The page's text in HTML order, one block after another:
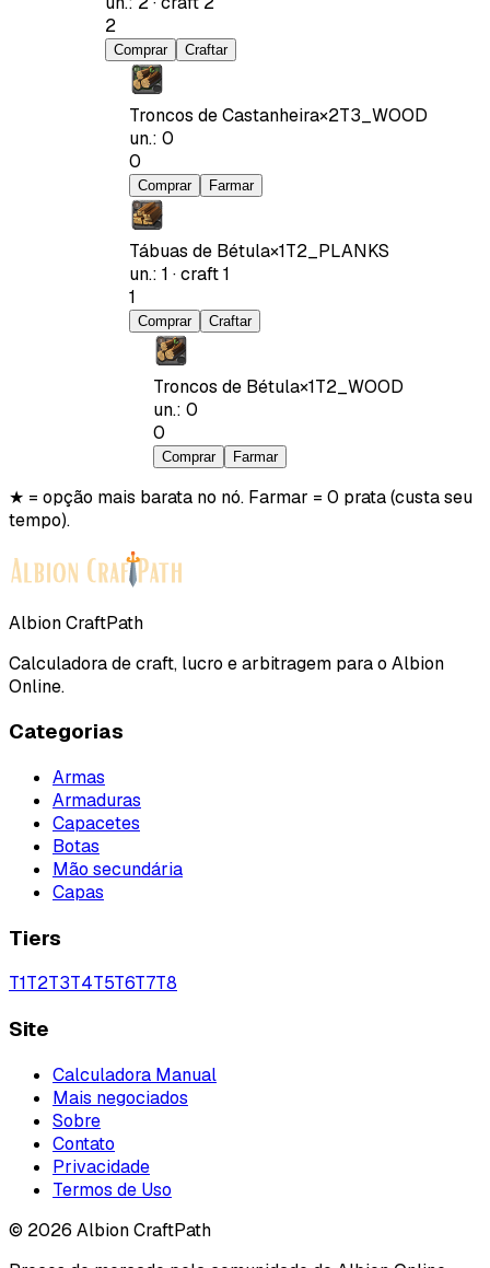
2
Comprar Craftar
Troncos de Castanheira×2T3_WOOD
un.: 0
0
Comprar Farmar
Tábuas de Bétula×1T2_PLANKS
un.: 1 ·craft1
1
Comprar Craftar
Troncos de Bétula×1T2_WOOD
un.: 0
0
Comprar Farmar
★ = opção mais barata no nó. Farmar = 0 prata (custa seu
tempo).
Albion CraftPath
Calculadora de craft, lucro e arbitragem para o Albion
Online.
Categorias
Armas
Armaduras
Capacetes
Botas
Mão secundária
Capas
Tiers
T1T2T3T4T5T6T7T8
Site
Calculadora Manual
Mais negociados
Sobre
Contato
Privacidade
Termos de Uso
© 2026 Albion CraftPath